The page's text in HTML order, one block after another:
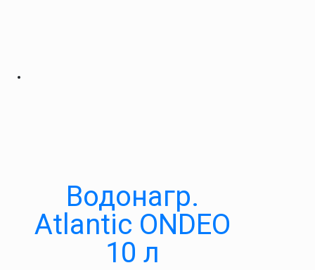
Водонагр.
Atlantic ONDEO
10 л